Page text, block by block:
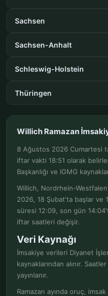
Sachsen
Sachsen-Anhalt
Schleswig-Holstein
Thüringen
Willich Ramazan
8 Ağustos 2026 Cumartesi
iftar vakti 18:51 olarak
Başkanlığı ve IGMG
Willich, Nordrhein-
2026, 18 Şubat'ta başlar ve
süresi 12:09, son gün
iftar saatleri değişir.
Veri Kaynağı
İmsakiye verileri Diyanet
kaynaklarından alınır.
yayınlanır.
Ramazan ayında oruç,